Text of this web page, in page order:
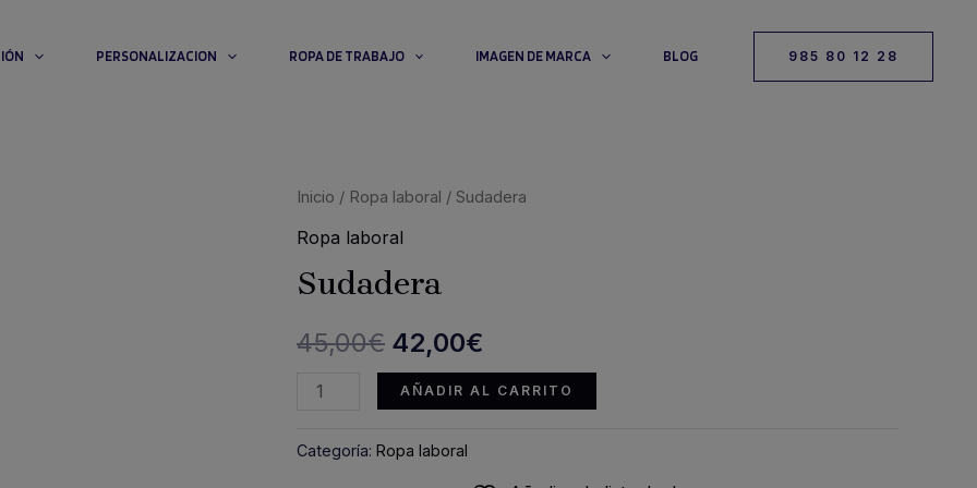
PERSONALIZACION ROPA DE TRABAJO IMAGEN DE MARCA BLOG 985 80 12 28
Inicio / Ropa laboral / Sudadera
Ropa laboral
Sudadera
45,00€ El
precio
original
42,00€
precio
Sudadera
AÑADIR AL CARRITO
Categoría: Ropa laboral